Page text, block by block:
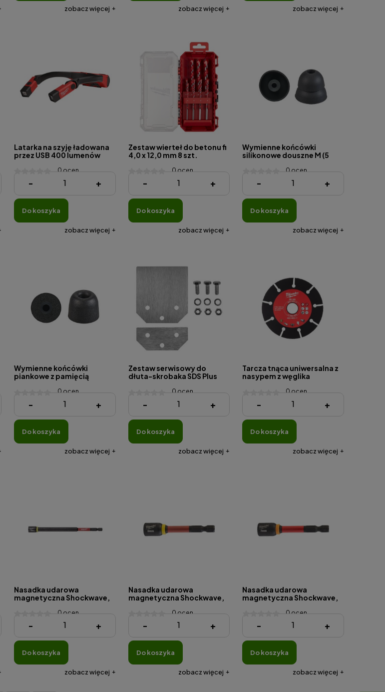
zobacz więcej zobacz więcej zobacz więcej
Latarka na szyję ładowana
przez USB 400 lumenów
0 ocen
479,00 zł
- +
do koszyka
zobacz więcej
Zestaw wierteł do betonu fi
4,0 x 12,0 mm 8 szt.
0 ocen
119,00 zł
- +
do koszyka
zobacz więcej
Wymienne końcówki
silikonowe douszne M (5
0 ocen
69,00 zł
- +
do koszyka
zobacz więcej
Wymienne końcówki
piankowe z pamięcią
0 ocen
69,00 zł
- +
do koszyka
zobacz więcej
Zestaw serwisowy do
dłuta-skrobaka SDS Plus
0 ocen
229,00 zł
- +
do koszyka
zobacz więcej
Tarcza tnąca uniwersalna z
nasypem z węglika
0 ocen
98,00 zł
- +
do koszyka
zobacz więcej
Nasadka udarowa
magnetyczna Shockwave,
0 ocen
52,00 zł
- +
do koszyka
zobacz więcej
Nasadka udarowa
magnetyczna Shockwave,
0 ocen
47,00 zł
- +
do koszyka
zobacz więcej
Nasadka udarowa
magnetyczna Shockwave,
0 ocen
45,00 zł
- +
do koszyka
zobacz więcej